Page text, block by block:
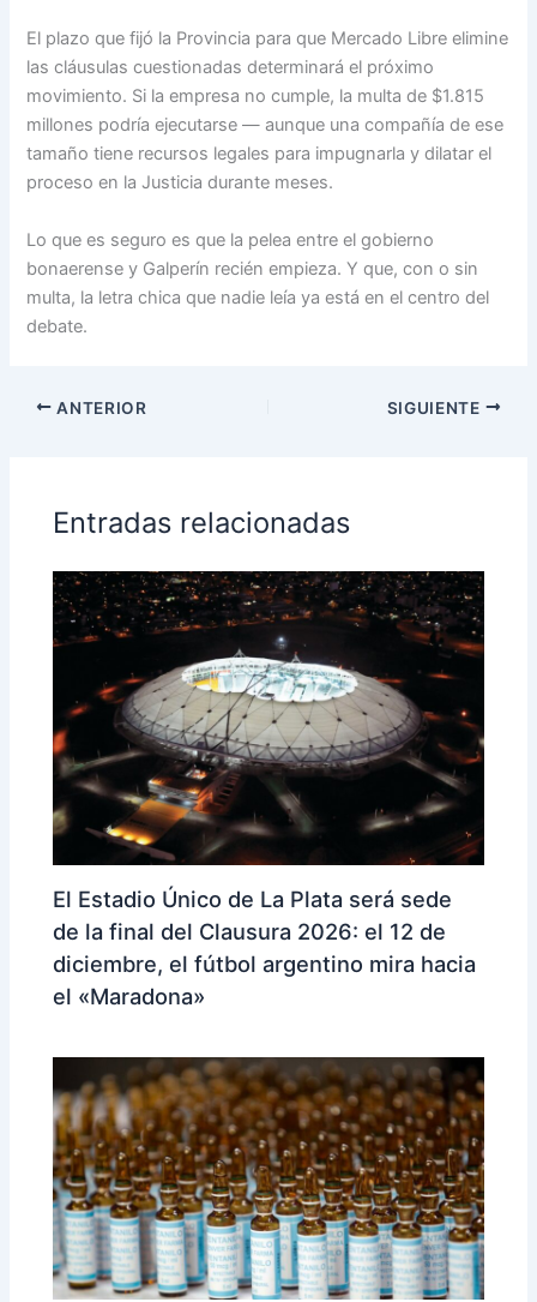
El plazo que fijó la Provincia para que Mercado Libre elimine
las cláusulas cuestionadas determinará el próximo
movimiento. Si la empresa no cumple, la multa de $1.815
millones podría ejecutarse — aunque una compañía de ese
tamaño tiene recursos legales para impugnarla y dilatar el
proceso en la Justicia durante meses.
Lo que es seguro es que la pelea entre el gobierno
bonaerense y Galperín recién empieza. Y que, con o sin
multa, la letra chica que nadie leía ya está en el centro del
debate.
ANTERIOR SIGUIENTE
Entradas relacionadas
El Estadio Único de La Plata será sede
de la final del Clausura 2026: el 12 de
diciembre, el fútbol argentino mira hacia
el «Maradona»